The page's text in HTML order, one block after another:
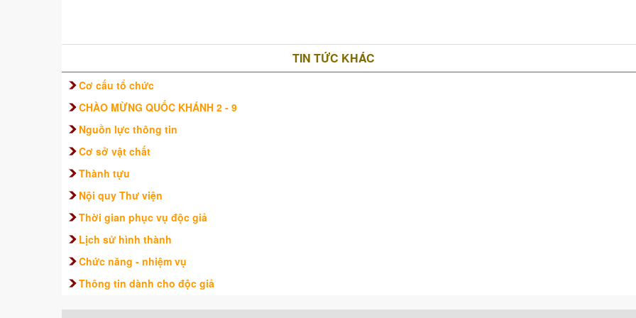
TIN TỨC KHÁC
Cơ cấu tổ chức
CHÀO MỪNG QUỐC KHÁNH 2 - 9
Nguồn lực thông tin
Cơ sở vật chất
Thành tựu
Nội quy Thư viện
Thời gian phục vụ độc giả
Lịch sử hình thành
Chức năng - nhiệm vụ
Thông tin dành cho độc giả